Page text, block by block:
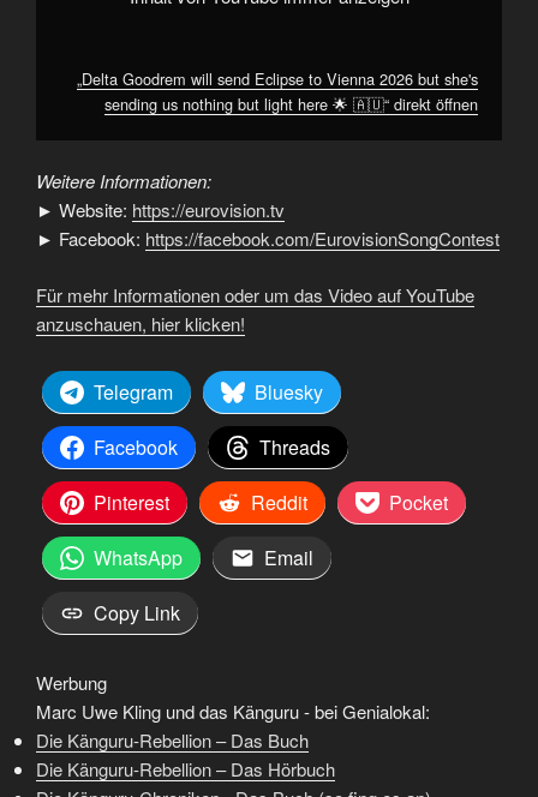
„Delta Goodrem will send Eclipse to Vienna 2026 but she's
sending us nothing but light here 🌟 🇦🇺“ direkt öffnen
Weitere Informationen:
► Website: https://eurovision.tv
► Facebook: https://facebook.com/EurovisionSongContest
Für mehr Informationen oder um das Video auf YouTube
anzuschauen, hier klicken!
Telegram
Bluesky
Facebook
Threads
Pinterest
Reddit
Pocket
WhatsApp
Email
Copy Link
Werbung
Marc Uwe Kling und das Känguru - bei Genialokal:
Die Känguru-Rebellion – Das Buch
Die Känguru-Rebellion – Das Hörbuch